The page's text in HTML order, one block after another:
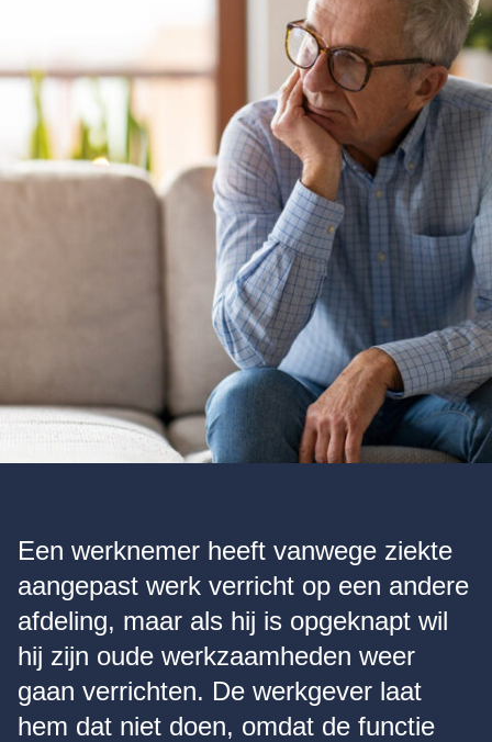
Een werknemer heeft vanwege ziekte
aangepast werk verricht op een andere
afdeling, maar als hij is opgeknapt wil
hij zijn oude werkzaamheden weer
gaan verrichten. De werkgever laat
hem dat niet doen, omdat de functie